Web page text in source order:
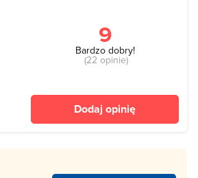
9
Bardzo dobry!
(22 opinie)
Dodaj opinię